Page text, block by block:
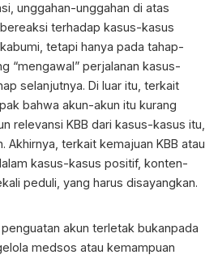
unggahan-unggahan di atas
terhadap kasus-kasus
tetapi hanya pada tahap-
“mengawal” perjalanan kasus-
selanjutnya. Di luar itu, terkait
bahwa akun-akun itu kurang
relevansi KBB dari kasus-kasus itu,
Akhirnya, terkait kemajuan KBB atau
kasus-kasus positif, konten-
peduli, yang harus disayangkan.
akun terletak bukanpada
medsos atau kemampuan